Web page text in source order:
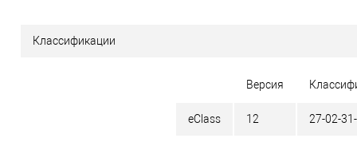
Классификации
Версия
eClass 12 27-02-